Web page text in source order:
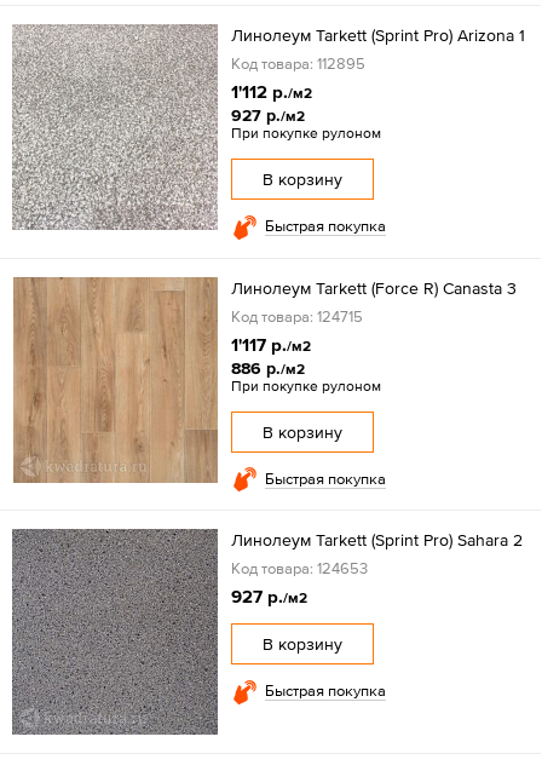
Линолеум Tarkett (Sprint Pro) Arizona 1
Код товара: 112895
1'112 р./м2
927 р./м2
При покупке рулоном
В корзину
Быстрая покупка
Линолеум Tarkett (Force R) Canasta 3
Код товара: 124715
1'117 р./м2
886 р./м2
При покупке рулоном
В корзину
Быстрая покупка
Линолеум Tarkett (Sprint Pro) Sahara 2
Код товара: 124653
927 р./м2
В корзину
Быстрая покупка